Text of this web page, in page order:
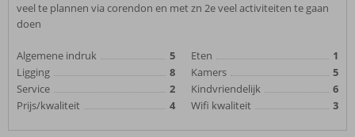
veel te plannen via corendon en met zn 2e veel activiteiten te gaan
doen
Algemene indruk
5
Ligging
8
Service
2
Prijs/kwaliteit
4
Eten
1
Kamers
5
Kindvriendelijk
6
Wifi kwaliteit
3